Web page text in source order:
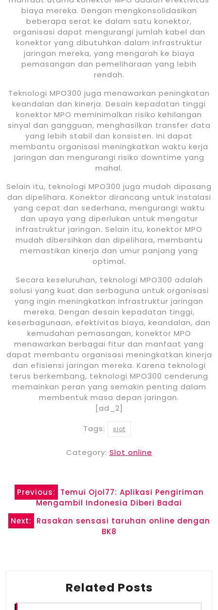
biaya mereka. Dengan mengkonsolidasikan
beberapa serat ke dalam satu konektor,
organisasi dapat mengurangi jumlah kabel dan
konektor yang dibutuhkan dalam infrastruktur
jaringan mereka, yang mengarah ke biaya
pemasangan dan pemeliharaan yang lebih
rendah.
Teknologi MPO300 juga menawarkan peningkatan
keandalan dan kinerja. Desain kepadatan tinggi
konektor MPO meminimalkan risiko kehilangan
sinyal dan gangguan, menghasilkan transfer data
yang lebih stabil dan konsisten. Ini dapat
membantu organisasi meningkatkan waktu kerja
jaringan dan mengurangi risiko downtime yang
mahal.
Selain itu, teknologi MPO300 juga mudah dipasang
dan dipelihara. Konektor dirancang untuk instalasi
yang cepat dan sederhana, mengurangi waktu
dan upaya yang diperlukan untuk mengatur
infrastruktur jaringan. Selain itu, konektor MPO
mudah dibersihkan dan dipelihara, membantu
memastikan kinerja dan umur panjang yang
optimal.
Secara keseluruhan, teknologi MPO300 adalah
solusi yang kuat dan serbaguna untuk organisasi
yang ingin meningkatkan infrastruktur jaringan
mereka. Dengan desain kepadatan tinggi,
keserbagunaan, efektivitas biaya, keandalan, dan
kemudahan pemasangan, konektor MPO
menawarkan berbagai fitur dan manfaat yang
dapat membantu organisasi meningkatkan kinerja
dan efisiensi jaringan mereka. Karena teknologi
terus berkembang, teknologi MPO300 cenderung
memainkan peran yang semakin penting dalam
membentuk masa depan jaringan.
[ad_2]
Tags:
slot
Category: Slot online
Post
navigation
Previous:
Temui Ojol77: Aplikasi Pengiriman
Mengambil Indonesia Diberi Badai
Next:
Rasakan sensasi taruhan online dengan
BK8
Related Posts